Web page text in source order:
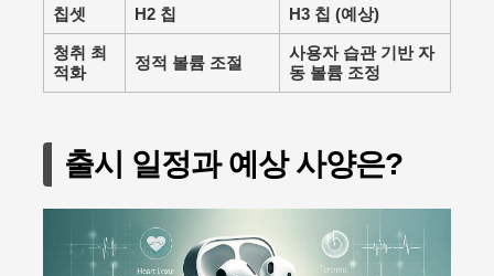
칩셋 H2 칩 H3 칩 (예상)
청취 최
적화
정적 볼륨 조절
사용자 습관 기반 자
동 볼륨 조정
출시 일정과 예상 사양은?